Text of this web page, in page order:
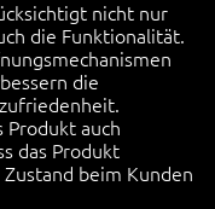
nicht nur
die Funktionalität.
die
Produkt auch
das Produkt
beim Kunden